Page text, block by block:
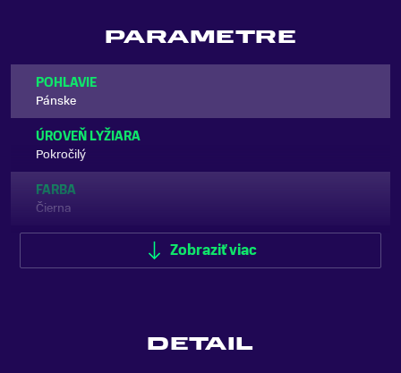
PARAMETRE
POHLAVIE
Pánske
ÚROVEŇ LYŽIARA
Pokročilý
FARBA
Čierna
Zobraziť viac
DETAIL